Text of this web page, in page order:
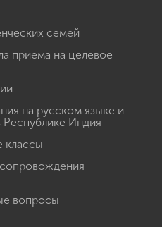
семей
приема на целевое
на русском языке и
Республике Индия
классы
вопросы